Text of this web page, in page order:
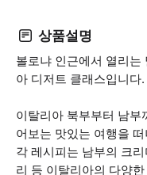
상품설명
볼로냐 인근에서 열리는
아 디저트 클래스입니다.
이탈리아 북부부터 남부
어보는 맛있는 여행을
각 레시피는 남부의 크
리 등 이탈리아의 다양